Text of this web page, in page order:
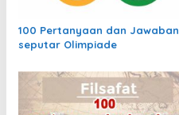
o
s
100 Pertanyaan dan Jawaban
seputar Olimpiade